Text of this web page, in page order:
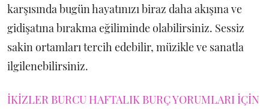
karşısında bugün hayatınızı biraz daha akışına ve
gidişatına bırakma eğiliminde olabilirsiniz. Sessiz
sakin ortamları tercih edebilir, müzikle ve sanatla
ilgilenebilirsiniz.
İKİZLER BURCU HAFTALIK BURÇ YORUMLARI İÇİN